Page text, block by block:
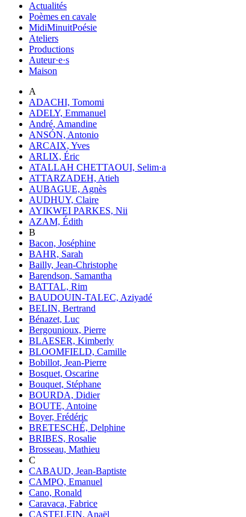
Actualités
Poèmes en cavale
MidiMinuitPoésie
Ateliers
Productions
Auteur·e·s
Maison
A
ADACHI, Tomomi
ADELY, Emmanuel
André, Amandine
ANSÓN, Antonio
ARCAIX, Yves
ARLIX, Éric
ATALLAH CHETTAOUI, Selim·a
ATTARZADEH, Atieh
AUBAGUE, Agnès
AUDHUY, Claire
AYIKWEI PARKES, Nii
AZAM, Édith
B
Bacon, Joséphine
BAHR, Sarah
Bailly, Jean-Christophe
Barendson, Samantha
BATTAL, Rim
BAUDOUIN-TALEC, Aziyadé
BELIN, Bertrand
Bénazet, Luc
Bergounioux, Pierre
BLAESER, Kimberly
BLOOMFIELD, Camille
Bobillot, Jean-Pierre
Bosquet, Oscarine
Bouquet, Stéphane
BOURDA, Didier
BOUTE, Antoine
Boyer, Frédéric
BRETESCHÉ, Delphine
BRIBES, Rosalie
Brosseau, Mathieu
C
CABAUD, Jean-Baptiste
CAMPO, Emanuel
Cano, Ronald
Caravaca, Fabrice
CASTELEIN, Anaël